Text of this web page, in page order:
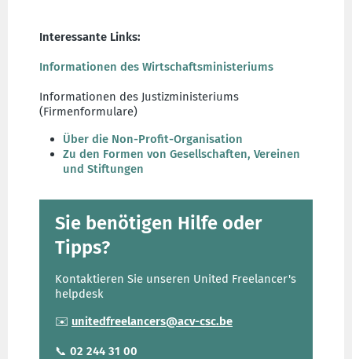
Interessante Links:
Informationen des Wirtschaftsministeriums
Informationen des Justizministeriums
(Firmenformulare)
Über die Non-Profit-Organisation
Zu den Formen von Gesellschaften, Vereinen
und Stiftungen
Sie benötigen Hilfe oder
Tipps?
Kontaktieren Sie unseren United Freelancer's
helpdesk
✉️ unitedfreelancers@acv-csc.be
📞 02 244 31 00